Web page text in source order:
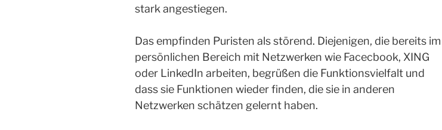
stark angestiegen.
Das empfinden Puristen als störend. Diejenigen, die bereits im
persönlichen Bereich mit Netzwerken wie Facecbook, XING
oder LinkedIn arbeiten, begrüßen die Funktionsvielfalt und
dass sie Funktionen wieder finden, die sie in anderen
Netzwerken schätzen gelernt haben.